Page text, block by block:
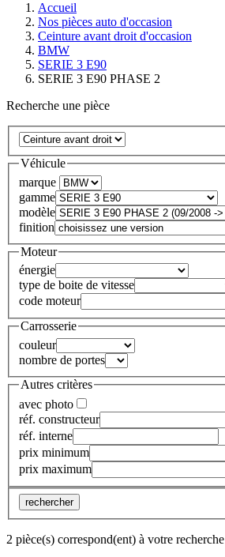
Accueil
Nos pièces auto d'occasion
Ceinture avant droit d'occasion
BMW
SERIE 3 E90
SERIE 3 E90 PHASE 2
Recherche une pièce
Véhicule
marque
gamme
modèle
finition
Moteur
énergie
type de boite de vitesse
code moteur
Carrosserie
couleur
nombre de portes
Autres critères
avec photo
réf. constructeur
réf. interne
prix minimum
prix maximum
rechercher
2 pièce(s) correspond(ent) à votre recherche